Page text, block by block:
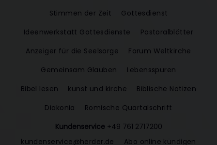
Stimmen der Zeit
Gottesdienst
Ideenwerkstatt Gottesdienste
Pastoralblätter
Anzeiger für die Seelsorge
Forum Weltkirche
Gemeinsam Glauben
Lebensspuren
Bibel lesen
kunst und kirche
Biblische Notizen
Diakonia
Römische Quartalschrift
Kundenservice +49 761 2717200
kundenservice@herder.de
Abo online kündigen